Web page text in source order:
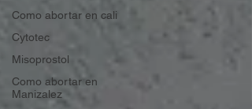
Como abortar en cali
Cytotec
Misoprostol
Como abortar en
Manizalez